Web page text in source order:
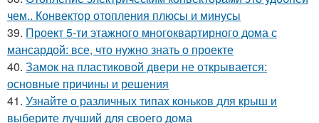
чем.. Конвектор отопления плюсы и минусы
39. Проект 5-ти этажного многоквартирного дома с
мансардой: все, что нужно знать о проекте
40. Замок на пластиковой двери не открывается:
основные причины и решения
41. Узнайте о различных типах коньков для крыш и
выберите лучший для своего дома